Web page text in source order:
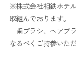
※株式会社相鉄ホテ
取組んでおります。
歯ブラシ、ヘアブ
なるべくご持参いた